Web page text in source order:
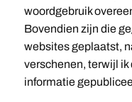
woordgebruik
Bovendien zijn die
websites geplaatst,
verschenen, terwijl ik
informatie